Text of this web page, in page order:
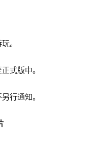
。
式版中。
行通知。